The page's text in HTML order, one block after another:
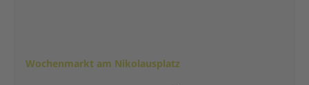
Wochenmarkt am Nikolausplatz